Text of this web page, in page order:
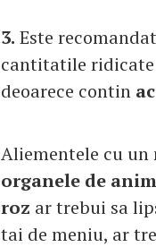
3. Este
cantitatile ridicate
deoarece contin
Aliementele cu
organele de
roz ar trebui sa
tai de meniu, ar